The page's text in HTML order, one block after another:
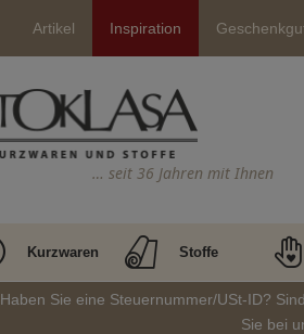
Artikel Inspiration
… seit 36 Jahren mit Ihnen
Kurzwaren Stoffe
Haben Sie eine Steuernummer/USt-ID?
Sie bei